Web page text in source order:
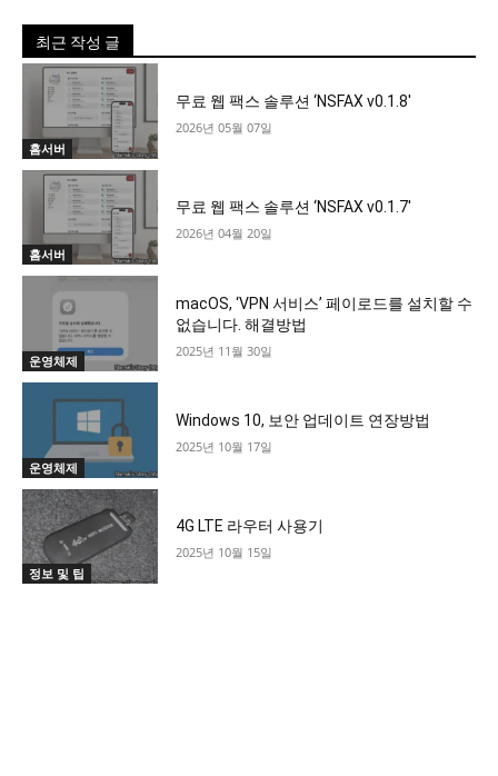
최근 작성 글
홈서버
무료 웹 팩스 솔루션 ‘NSFAX v0.1.8′
2026년 05월 07일
홈서버
무료 웹 팩스 솔루션 ‘NSFAX v0.1.7′
2026년 04월 20일
운영체제
macOS, ‘VPN 서비스’ 페이로드를 설치할 수
없습니다. 해결방법
2025년 11월 30일
운영체제
Windows 10, 보안 업데이트 연장방법
2025년 10월 17일
정보 및 팁
4G LTE 라우터 사용기
2025년 10월 15일